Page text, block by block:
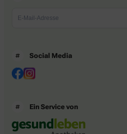
Social Media
Ein Service von